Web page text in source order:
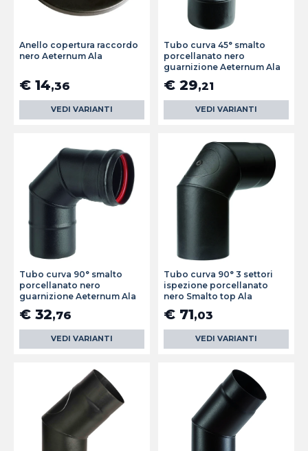
Anello copertura raccordo
nero Aeternum Ala
€ 14,36
VEDI VARIANTI
Tubo curva 45° smalto
porcellanato nero
guarnizione Aeternum Ala
€ 29,21
VEDI VARIANTI
Tubo curva 90° smalto
porcellanato nero
guarnizione Aeternum Ala
€ 32,76
VEDI VARIANTI
Tubo curva 90° 3 settori
ispezione porcellanato
nero Smalto top Ala
€ 71,03
VEDI VARIANTI